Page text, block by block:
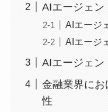
AIエージェン
AIエージ
AIエージ
AIエージェン
金融業界に
性